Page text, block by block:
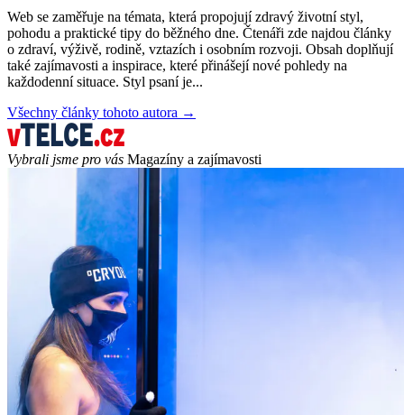
Web se zaměřuje na témata, která propojují zdravý životní styl,
pohodu a praktické tipy do běžného dne. Čtenáři zde najdou články
o zdraví, výživě, rodině, vztazích i osobním rozvoji. Obsah doplňují
také zajímavosti a inspirace, které přinášejí nové pohledy na
každodenní situace. Styl psaní je...
Všechny články tohoto autora →
Vybrali jsme pro vás Magazíny a zajímavosti